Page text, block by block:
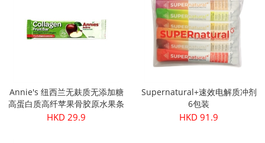
Annie's 纽西兰无麸质无添加糖
高蛋白质高纤苹果骨胶原水果条
30g
HKD 29.9
Supernatural+速效电解质冲剂
6包装
HKD 91.9